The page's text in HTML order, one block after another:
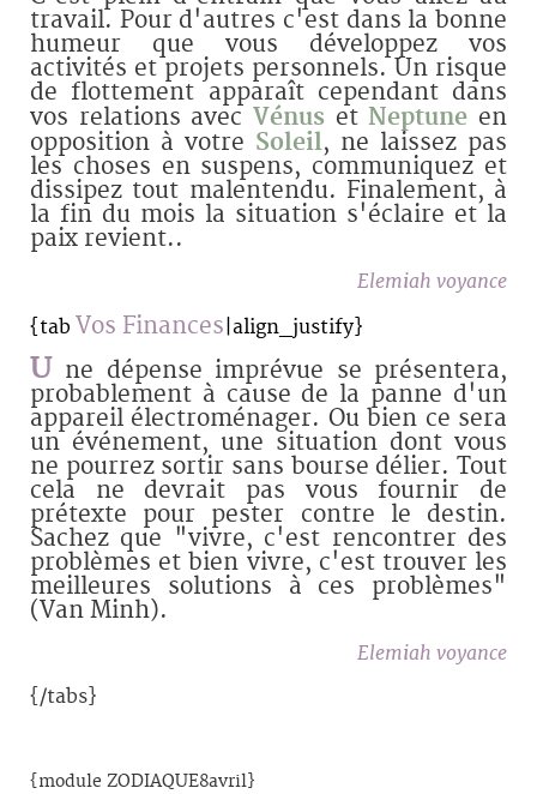
travail. Pour d'autres c'est dans la bonne
humeur que vous développez vos
activités et projets personnels. Un risque
de flottement apparaît cependant dans
vos relations avec Vénus et Neptune en
opposition à votre Soleil, ne laissez pas
les choses en suspens, communiquez et
dissipez tout malentendu. Finalement, à
la fin du mois la situation s'éclaire et la
paix revient..
Elemiah voyance
{tab Vos Finances |align_justify}
U ne dépense imprévue se présentera,
probablement à cause de la panne d'un
appareil électroménager. Ou bien ce sera
un événement, une situation dont vous
ne pourrez sortir sans bourse délier. Tout
cela ne devrait pas vous fournir de
prétexte pour pester contre le destin.
Sachez que "vivre, c'est rencontrer des
problèmes et bien vivre, c'est trouver les
meilleures solutions à ces problèmes"
(Van Minh).
Elemiah voyance
{/tabs}
{module ZODIAQUE8avril}